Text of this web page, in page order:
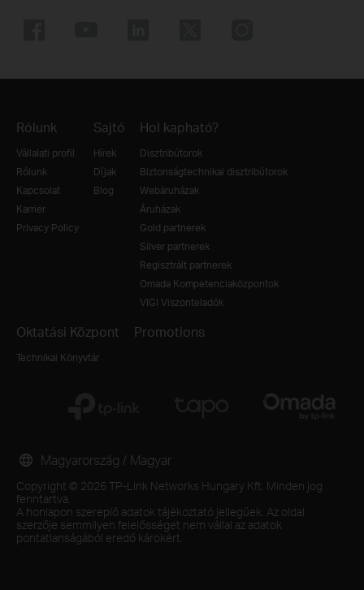
Rólunk
Vállalati profil
Rólunk
Kapcsolat
Karrier
Privacy Policy
Sajtó
Hírek
Díjak
Blog
Hol kapható?
Disztribútorok
Biztonságtechnikai disztribútorok
Webáruházak
Áruházak
Gold partnerek
Silver partnerek
Regisztrált partnerek
Omada Kompetenciaközpontok
VIGI Viszonteladók
Oktatási Központ
Technikai Könyvtár
Promotions
Copyright © 2026 TP-Link Networks Hungary Kft. Minden jog
fenntartva.
A honlapon szereplő adatok tájékoztató jellegűek. Az oldal
szerzője semmilyen felelősséget nem vállal az adatok
pontatlanságából eredő károkért.
Magyarország / Magyar